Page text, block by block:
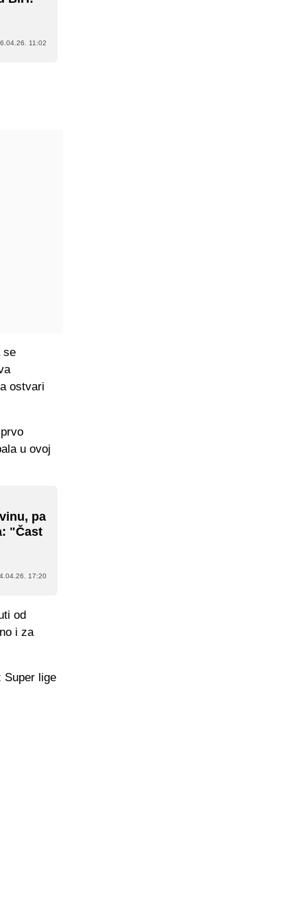
11:02
se
ostvari
u ovoj
pa
"Čast
17:20
od
i za
Super lige